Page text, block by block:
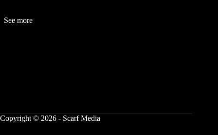
See more
Copyright © 2026 - Scarf Media